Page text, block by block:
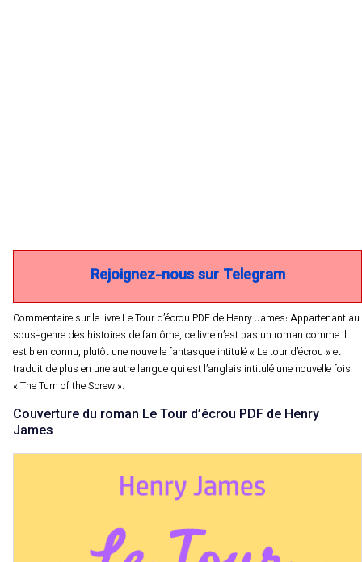
Rejoignez-nous sur Telegram
Commentaire sur le livre Le Tour d’écrou PDF de Henry James: Appartenant au
sous-genre des histoires de fantôme, ce livre n’est pas un roman comme il
est bien connu, plutôt une nouvelle fantasque intitulé « Le tour d’écrou » et
traduit de plus en une autre langue qui est l’anglais intitulé une nouvelle fois
« The Turn of the Screw ».
Couverture du roman Le Tour d’écrou PDF de Henry
James